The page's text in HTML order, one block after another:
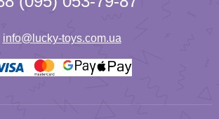
info@lucky-toys.com.ua